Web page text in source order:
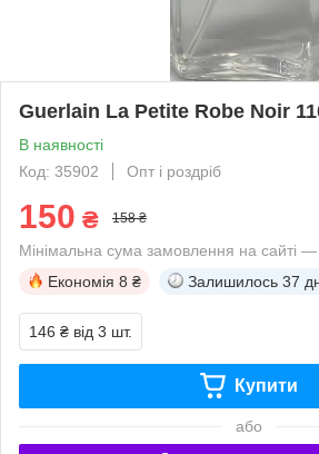
Guerlain La Petite Robe Noir
В наявності
Код: 35902
Опт і роздріб
150 ₴ 158 ₴
Мінімальна сума замовлення на сайті
Економія 8 ₴ Залишилось 37
146 ₴ від 3 шт.
Купити
або